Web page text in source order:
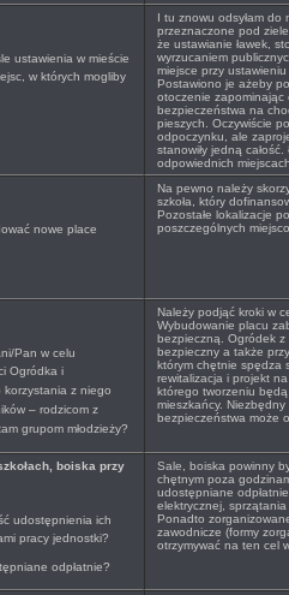
ustawienia w mieście
w których mogliby
I tu znowu odsyłam do
przeznaczone pod
że ustawianie ławek,
wyrzucaniem
miejsce przy
Postawiono je ażeby
otoczenie zapominając
bezpieczeństwa na
pieszych. Oczywiście
odpoczynku, ale
stanowiły jedną
odpowiednich
nowe place
Na pewno należy
szkoła, który
Pozostałe lokalizacje
poszczególnych
Pan w celu
Ogródka i
z niego
– rodzicom z
grupom młodzieży?
Należy podjąć kroki w
Wybudowanie placu
bezpieczną. Ogródek z
bezpieczny a także
którym chętnie spędza
rewitalizacja i projekt
którego tworzeniu
mieszkańcy.
bezpieczeństwa może
boiska przy
udostępnienia ich
pracy jednostki?
odpłatnie?
Sale, boiska powinny
chętnym poza
udostępniane
elektrycznej,
Ponadto
zawodnicze (formy
otrzymywać na ten cel